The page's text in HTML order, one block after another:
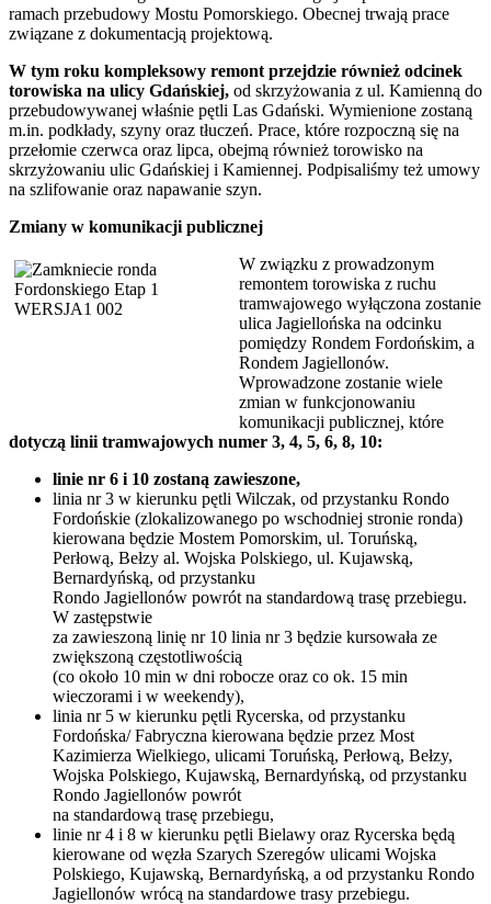
ramach przebudowy Mostu Pomorskiego. Obecnej trwają prace
związane z dokumentacją projektową.
W tym roku kompleksowy remont przejdzie również odcinek
torowiska na ulicy Gdańskiej, od skrzyżowania z ul. Kamienną do
przebudowywanej właśnie pętli Las Gdański. Wymienione zostaną
m.in. podkłady, szyny oraz tłuczeń. Prace, które rozpoczną się na
przełomie czerwca oraz lipca, obejmą również torowisko na
skrzyżowaniu ulic Gdańskiej i Kamiennej. Podpisaliśmy też umowy
na szlifowanie oraz napawanie szyn.
Zmiany w komunikacji publicznej
W związku z prowadzonym
remontem torowiska z ruchu
tramwajowego wyłączona zostanie
ulica Jagiellońska na odcinku
pomiędzy Rondem Fordońskim, a
Rondem Jagiellonów.
Wprowadzone zostanie wiele
zmian w funkcjonowaniu
komunikacji publicznej, które
dotyczą linii tramwajowych numer 3, 4, 5, 6, 8, 10:
linie nr 6 i 10 zostaną zawieszone,
linia nr 3 w kierunku pętli Wilczak, od przystanku Rondo
Fordońskie (zlokalizowanego po wschodniej stronie ronda)
kierowana będzie Mostem Pomorskim, ul. Toruńską,
Perłową, Bełzy al. Wojska Polskiego, ul. Kujawską,
Bernardyńską, od przystanku
Rondo Jagiellonów powrót na standardową trasę przebiegu.
W zastępstwie
za zawieszoną linię nr 10 linia nr 3 będzie kursowała ze
zwiększoną częstotliwością
(co około 10 min w dni robocze oraz co ok. 15 min
wieczorami i w weekendy),
linia nr 5 w kierunku pętli Rycerska, od przystanku
Fordońska/ Fabryczna kierowana będzie przez Most
Kazimierza Wielkiego, ulicami Toruńską, Perłową, Bełzy,
Wojska Polskiego, Kujawską, Bernardyńską, od przystanku
Rondo Jagiellonów powrót
na standardową trasę przebiegu,
linie nr 4 i 8 w kierunku pętli Bielawy oraz Rycerska będą
kierowane od węzła Szarych Szeregów ulicami Wojska
Polskiego, Kujawską, Bernardyńską, a od przystanku Rondo
Jagiellonów wrócą na standardowe trasy przebiegu.